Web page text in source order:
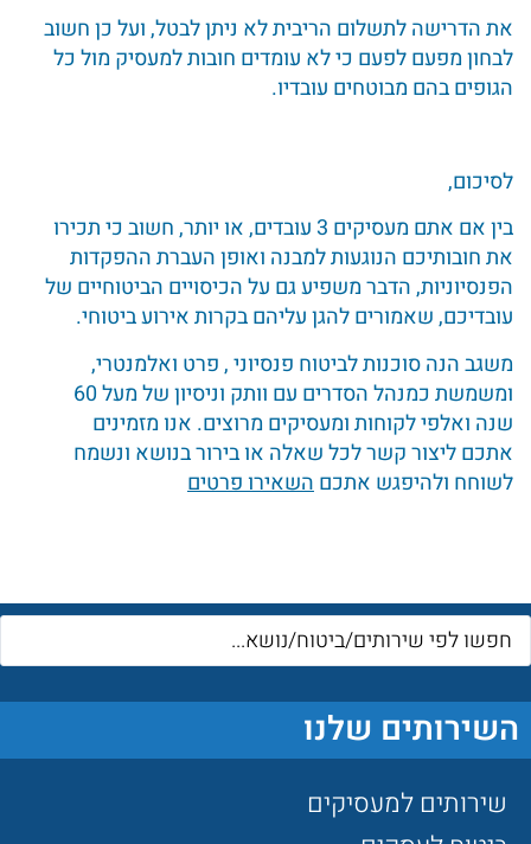
השירותים שלנו
שירותים למעסיקים
את הדרישה לתשלום הריבית לא ניתן לבטל, ועל כן חשוב
לבחון מפעם לפעם כי לא עומדים חובות למעסיק מול כל
הגופים בהם מבוטחים עובדיו.
לסיכום,
בין אם אתם מעסיקים 3 עובדים, או יותר, חשוב כי תכירו
את חובותיכם הנוגעות למבנה ואופן העברת ההפקדות
הפנסיוניות, הדבר משפיע גם על הכיסויים הביטוחיים של
עובדיכם, שאמורים להגן עליהם בקרות אירוע ביטוחי.
משגב הנה סוכנות לביטוח פנסיוני , פרט ואלמנטרי,
ומשמשת כמנהל הסדרים עם וותק וניסיון של מעל 60
שנה ואלפי לקוחות ומעסיקים מרוצים. אנו מזמינים
אתכם ליצור קשר לכל שאלה או בירור בנושא ונשמח
לשוחח ולהיפגש אתכםהשאירו פרטים